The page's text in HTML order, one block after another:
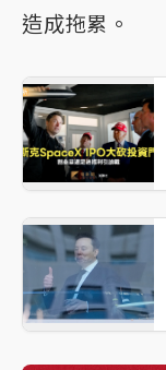
造成拖累。